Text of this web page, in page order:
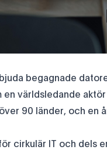
begagnade
världsledande
90 länder, och en
cirkulär IT och dels